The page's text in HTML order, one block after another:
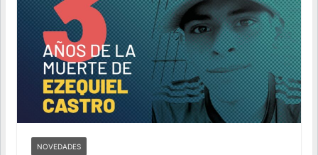
NOVEDADES